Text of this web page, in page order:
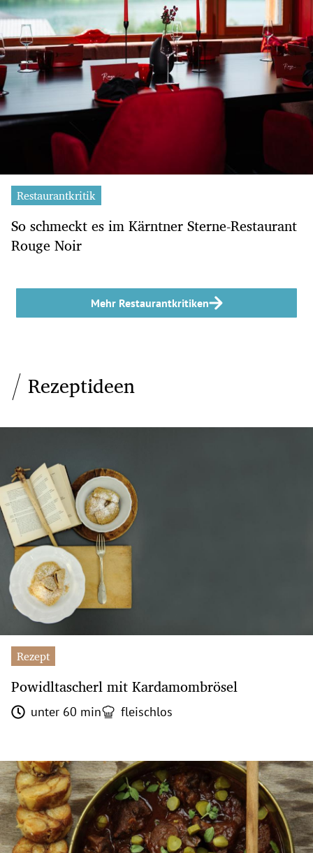
Restaurantkritik
So schmeckt es im Kärntner Sterne-Restaurant
Rouge Noir
Mehr Restaurantkritiken
Rezeptideen
Rezept
Powidltascherl mit Kardamombrösel
unter 60 min fleischlos